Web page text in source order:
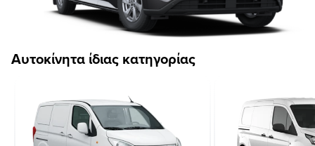
Αυτοκίνητα ίδιας κατηγορίας